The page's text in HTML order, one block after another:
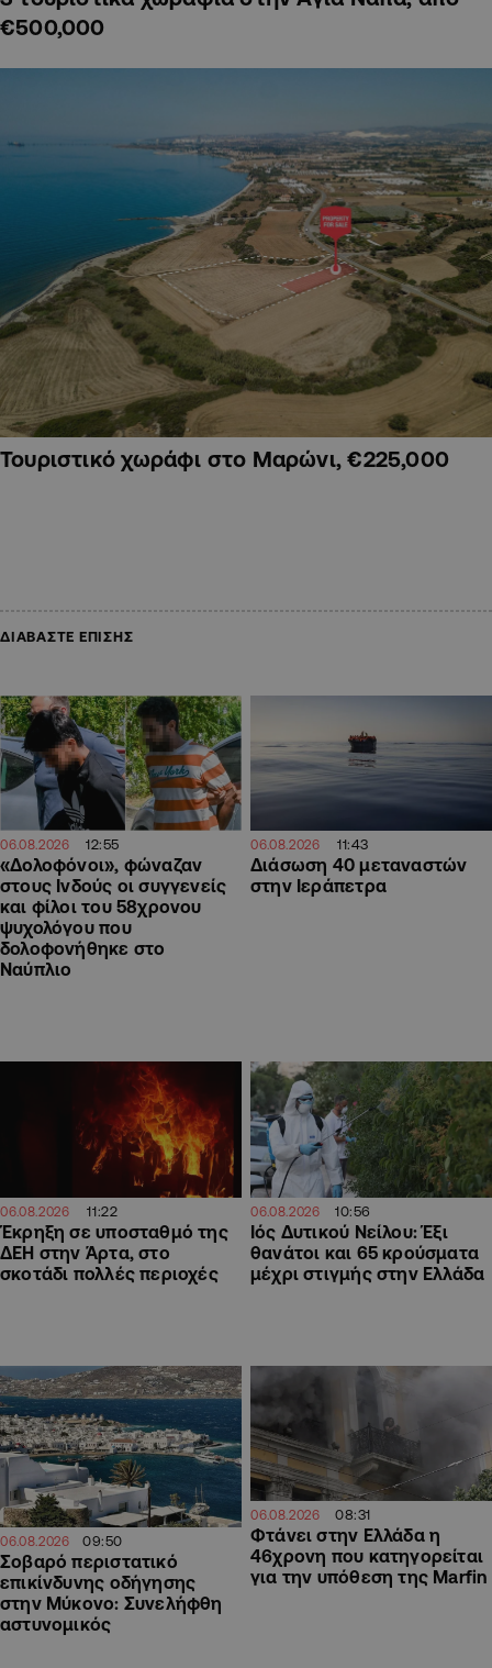
€500,000
Τουριστικό χωράφι στο Μαρώνι, €225,000
ΔΙΑΒΑΣΤΕ ΕΠΙΣΗΣ
06.08.2026 12:55
«Δολοφόνοι», φώναζαν
στους Ινδούς οι συγγενείς
και φίλοι του 58χρονου
ψυχολόγου που
δολοφονήθηκε στο
Ναύπλιο
06.08.2026 11:43
Διάσωση 40 μεταναστών
στην Ιεράπετρα
06.08.2026 11:22
Έκρηξη σε υποσταθμό της
ΔΕΗ στην Άρτα, στο
σκοτάδι πολλές περιοχές
06.08.2026 10:56
Ιός Δυτικού Νείλου: Έξι
θανάτοι και 65 κρούσματα
μέχρι στιγμής στην Ελλάδα
06.08.2026 09:50
Σοβαρό περιστατικό
επικίνδυνης οδήγησης
στην Μύκονο: Συνελήφθη
αστυνομικός
06.08.2026 08:31
Φτάνει στην Ελλάδα η
46χρονη που κατηγορείται
για την υπόθεση της Marfin